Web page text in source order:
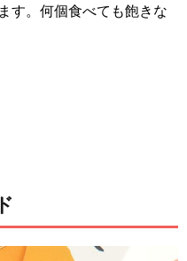
す。何個食べても飽きな